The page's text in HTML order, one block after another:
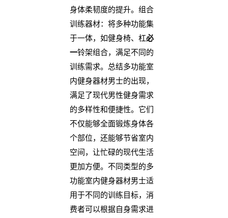
身体柔韧度的提升。组合
训练器材：将多种功能集
于一体，如健身椅、杠必
一铃架组合，满足不同的
训练需求。总结多功能室
内健身器材男士的出现，
满足了现代男性健身需求
的多样性和便捷性。它们
不仅能够全面锻炼身体各
个部位，还能够节省室内
空间，让忙碌的现代生活
更加方便。不同类型的多
功能室内健身器材男士适
用于不同的训练目标，消
费者可以根据自身需求进